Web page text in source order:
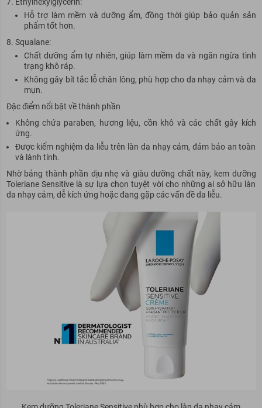
Ethylhexylglycerin:
Hỗ trợ làm mềm và dưỡng ẩm, đồng thời giúp bảo quản sản
phẩm tốt hơn.
Squalane:
Chất dưỡng ẩm tự nhiên, giúp làm mềm da và ngăn ngừa tình
trạng khô ráp.
Không gây bít tắc lỗ chân lông, phù hợp cho da nhạy cảm và da
mụn.
Đặc điểm nổi bật về thành phần
Không chứa paraben, hương liệu, cồn khô và các chất gây kích
ứng.
Được kiểm nghiệm da liễu trên làn da nhạy cảm, đảm bảo an toàn
và lành tính.
Nhờ bảng thành phần dịu nhẹ và giàu dưỡng chất này, kem dưỡng
Toleriane Sensitive là sự lựa chọn tuyệt vời cho những ai sở hữu làn
da nhạy cảm, dễ kích ứng hoặc đang gặp các vấn đề da liễu.